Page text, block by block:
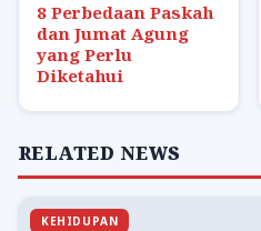
8 Perbedaan Paskah
dan Jumat Agung
yang Perlu
Diketahui
RELATED NEWS
KEHIDUPAN